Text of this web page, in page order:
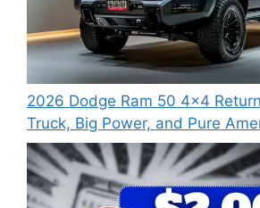
2026 Dodge Ram 50 4×4
Truck, Big Power, and Pure